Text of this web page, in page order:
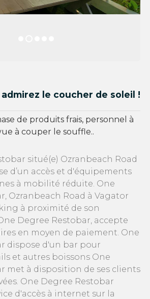
le coucher de soleil !
de produits frais, personnel à
à couper le souffle..
situé(e) Ozranbeach Road
d’un accès et d'équipements
à mobilité réduite. One
Ozranbeach Road à Vagator
à proximité de son
Degree Restobar, accepte
en moyen de paiement. One
dispose d'un bar pour
et autres boissons One
met à disposition de ses clients
One Degree Restobar
d'accès à internet sur la